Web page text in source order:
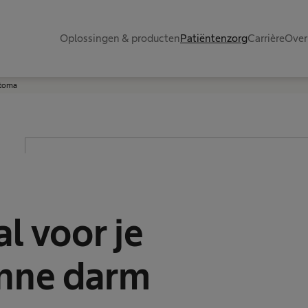
Oplossingen & productenPatiëntenzorgCarrière
voor je
darm